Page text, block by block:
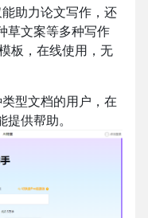
助力论文写作，还
草文案等多种写作
板，在线使用，无
型文档的用户，在
供帮助。